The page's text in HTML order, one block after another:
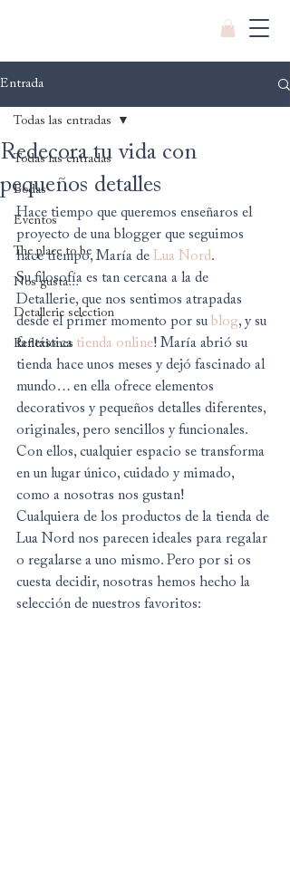
Entrada
Todas las entradas
Bodas
Eventos
The place to be
Nos gusta...
Detallerie selection
Reflexiones
Todas las entradas
Redecora tu vida con
pequeños detalles
Hace tiempo que queremos enseñaros el
proyecto de una blogger que seguimos
hace tiempo, María de Lua Nord.
Su filosofía es tan cercana a la de
Detallerie, que nos sentimos atrapadas
desde el primer momento por su blog, y su
fantástica tienda online! María abrió su
tienda hace unos meses y dejó fascinado al
mundo… en ella ofrece elementos
decorativos y pequeños detalles diferentes,
originales, pero sencillos y funcionales.
Con ellos, cualquier espacio se transforma
en un lugar único, cuidado y mimado,
como a nosotras nos gustan!
Cualquiera de los productos de la tienda de
Lua Nord nos parecen ideales para regalar
o regalarse a uno mismo. Pero por si os
cuesta decidir, nosotras hemos hecho la
selección de nuestros favoritos: